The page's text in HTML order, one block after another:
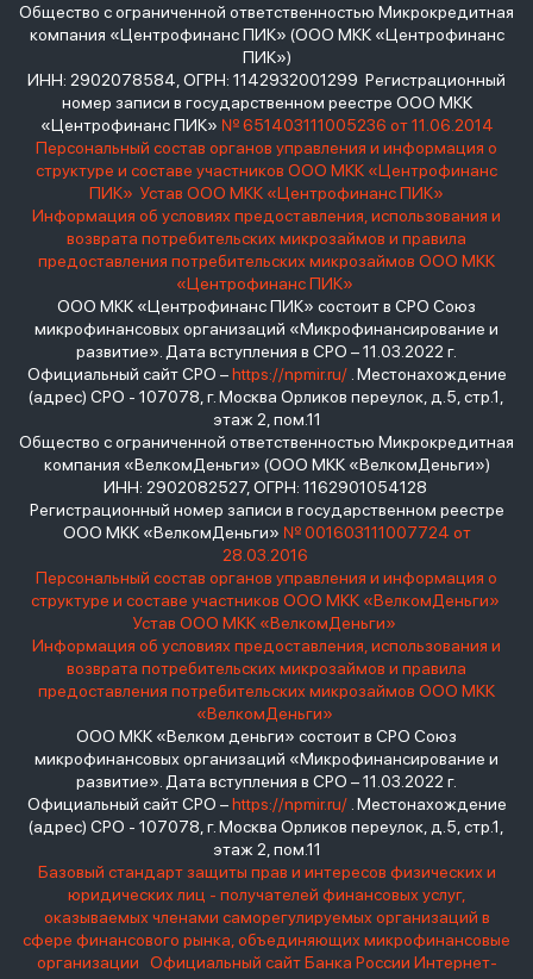
Общество с ограниченной ответственностью Микрокредитная
компания «Центрофинанс ПИК» (ООО МКК «Центрофинанс
ПИК»)
ИНН: 2902078584, ОГРН: 1142932001299 Регистрационный
номер записи в государственном реестре ООО МКК
«Центрофинанс ПИК» № 651403111005236 от 11.06.2014
Персональный состав органов управления и информация о
структуре и составе участников ООО МКК «Центрофинанс
ПИК» Устав ООО МКК «Центрофинанс ПИК»
Информация об условиях предоставления, использования и
возврата потребительских микрозаймов и правила
предоставления потребительских микрозаймов ООО МКК
«Центрофинанс ПИК»
ООО МКК «Центрофинанс ПИК» состоит в СРО Союз
микрофинансовых организаций «Микрофинансирование и
развитие». Дата вступления в СРО – 11.03.2022 г.
Официальный сайт СРО –https://npmir.ru/. Местонахождение
(адрес) СРО - 107078, г. Москва Орликов переулок, д.5, стр.1,
этаж 2, пом.11
Общество с ограниченной ответственностью Микрокредитная
компания «ВелкомДеньги» (ООО МКК «ВелкомДеньги»)
ИНН: 2902082527, ОГРН: 1162901054128
Регистрационный номер записи в государственном реестре
ООО МКК «ВелкомДеньги» № 001603111007724 от
28.03.2016
Персональный состав органов управления и информация о
структуре и составе участников ООО МКК «ВелкомДеньги»
Устав ООО МКК «ВелкомДеньги»
Информация об условиях предоставления, использования и
возврата потребительских микрозаймов и правила
предоставления потребительских микрозаймов ООО МКК
«ВелкомДеньги»
ООО МКК «Велком деньги» состоит в СРО Союз
микрофинансовых организаций «Микрофинансирование и
развитие». Дата вступления в СРО – 11.03.2022 г.
Официальный сайт СРО –https://npmir.ru/. Местонахождение
(адрес) СРО - 107078, г. Москва Орликов переулок, д.5, стр.1,
этаж 2, пом.11
Базовый стандарт защиты прав и интересов физических и
юридических лиц - получателей финансовых услуг,
оказываемых членами саморегулируемых организаций в
сфере финансового рынка, объединяющих микрофинансовые
организации
Официальный сайт Банка России Интернет-